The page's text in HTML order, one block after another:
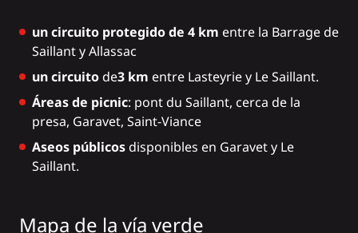
un circuito protegido de 4 km entre la Barrage de
Saillant y Allassac
un circuitode3 km entre Lasteyrie y Le Saillant.
Áreas de picnic: pont du Saillant, cerca de la
presa, Garavet, Saint-Viance
Aseos públicosdisponibles en Garavet y Le
Saillant.
Mapa de la vía verde